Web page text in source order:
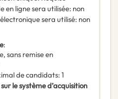
en ligne sera utilisée: non
sera utilisé: non
:
sans remise en
de candidats: 1
le système d’acquisition